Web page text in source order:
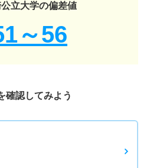
立大学の偏差値
～56
確認してみよう